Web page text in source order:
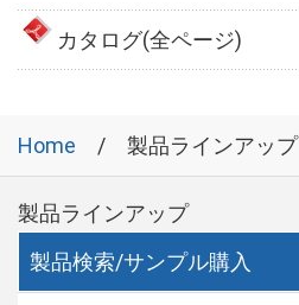
カタログ(全ページ)
Home 製品ラインアップ
製品ラインアップ
製品検索/サンプル購入